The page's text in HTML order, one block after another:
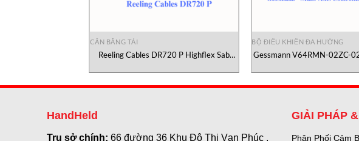
CÂN BĂNG TẢI
Reeling Cables DR720 P Highflex Sab
BỘ ĐIỀU KHIỂN ĐA HƯỚNG
Gessmann V64RMN-02ZC-
HandHeld
Trụ sở chính: 66 đường 36 Khu Đô Thị Vạn Phúc ,
GIẢI PHÁP
Phân Phối Cảm